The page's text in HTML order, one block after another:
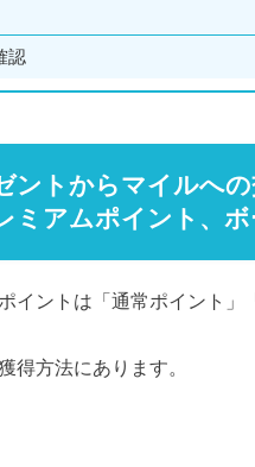
認
ントからマイルへ
ミアムポイント、
イントは「通常ポイント
得方法にあります。